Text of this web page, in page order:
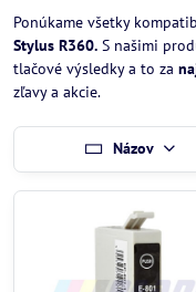
Ponúkame všetky
Stylus R360. S našimi
tlačové výsledky a to za
zľavy a akcie.
Názov